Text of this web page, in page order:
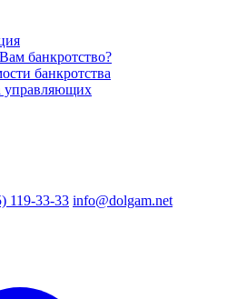
банкротство?
банкротства
управляющих
119-33-33 info@dolgam.net